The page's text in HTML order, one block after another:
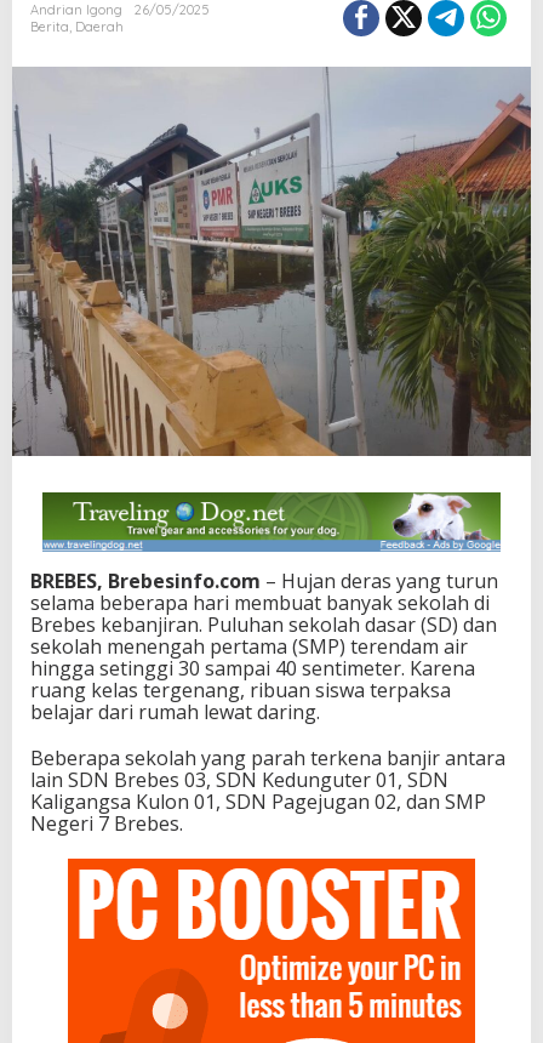
Andrian Igong
26/05/2025
Berita, Daerah
BREBES, Brebesinfo.com – Hujan deras yang turun
selama beberapa hari membuat banyak sekolah di
Brebes kebanjiran. Puluhan sekolah dasar (SD) dan
sekolah menengah pertama (SMP) terendam air
hingga setinggi 30 sampai 40 sentimeter. Karena
ruang kelas tergenang, ribuan siswa terpaksa
belajar dari rumah lewat daring.
Beberapa sekolah yang parah terkena banjir antara
lain SDN Brebes 03, SDN Kedunguter 01, SDN
Kaligangsa Kulon 01, SDN Pagejugan 02, dan SMP
Negeri 7 Brebes.